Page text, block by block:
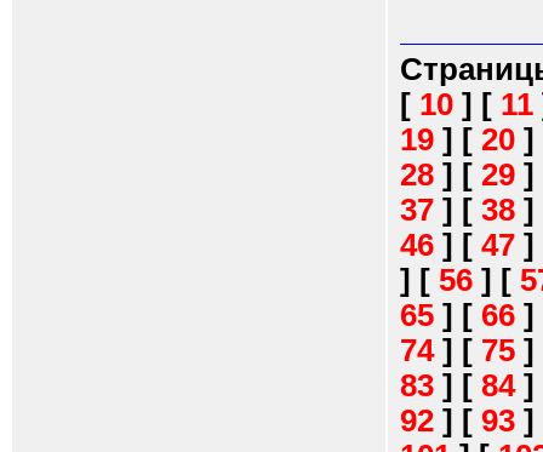
[ 10 ] [ 11
19 ] [ 20 ]
28 ] [ 29 ]
37 ] [ 38 ]
46 ] [ 47 ]
] [ 56 ] [
65 ] [ 66 ]
74] [ 75 ]
83 ] [ 84]
92 ] [ 93 ]